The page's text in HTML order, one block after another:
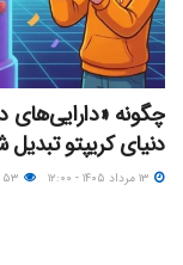
چگونه
دنیای کریپتو تبدیل